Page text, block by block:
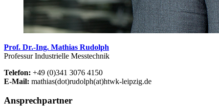
Prof. Dr.-Ing. Mathias Rudolph
Professur Industrielle Messtechnik
Telefon: +49 (0)341 3076 4150
E-Mail: mathias(dot)rudolph(at)htwk-leipzig.de
Ansprechpartner